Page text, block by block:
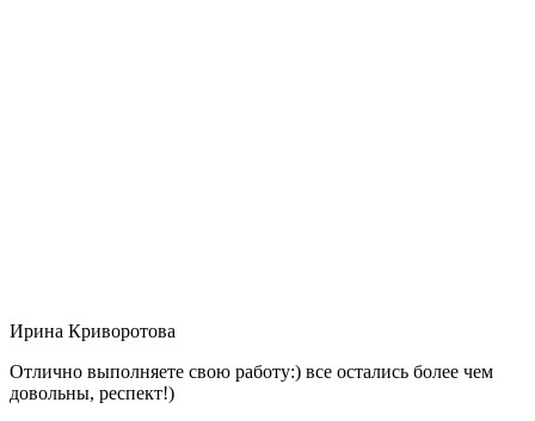
Ирина Криворотова
Отлично выполняете свою работу:) все остались более чем
довольны, респект!)